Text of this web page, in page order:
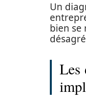
Un
bien se
Les